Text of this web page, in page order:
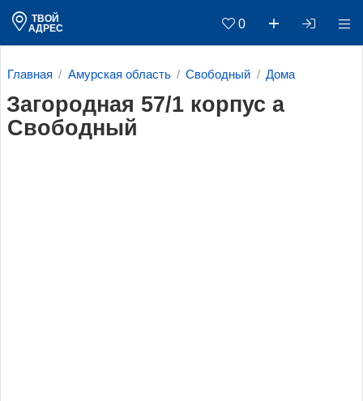
ТВОЙ
АДРЕС
0
Главная Амурская область Свободный Дома
Загородная 57/1 корпус a
Свободный